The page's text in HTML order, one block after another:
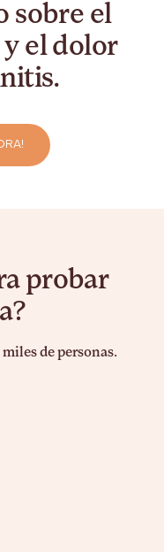
sobre el
el dolor
de personas.
probar